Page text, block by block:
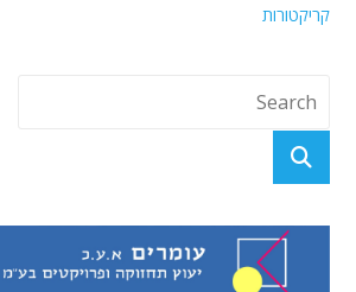
קריקטורות